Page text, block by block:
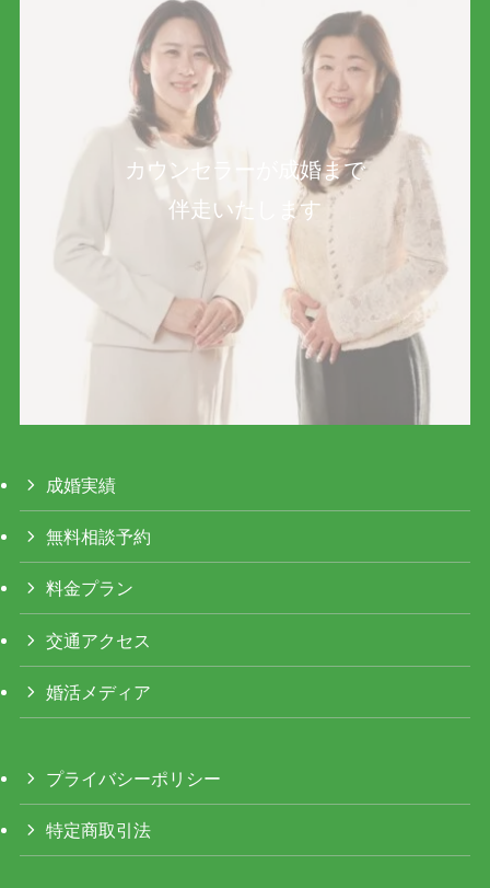
カウンセラーが成婚まで
伴走いたします
成婚実績
無料相談予約
料金プラン
交通アクセス
婚活メディア
プライバシーポリシー
特定商取引法